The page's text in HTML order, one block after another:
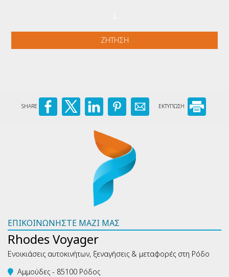
ΖΉΤΗΣΗ
SHARE ΕΚΤΥΠΩΣΗ
ΕΠΙΚΟΙΝΩΝΉΣΤΕ ΜΑΖΊ ΜΑΣ
Rhodes Voyager
Ενοικιάσεις αυτοκινήτων, ξεναγήσεις & μεταφορές στη Ρόδο
Αμμούδες - 85100 Ρόδος